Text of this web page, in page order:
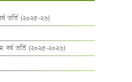
ভর্তি (২০২৫-২৬)
বর্ষ ভর্তি (২০২৫-২০২৬)